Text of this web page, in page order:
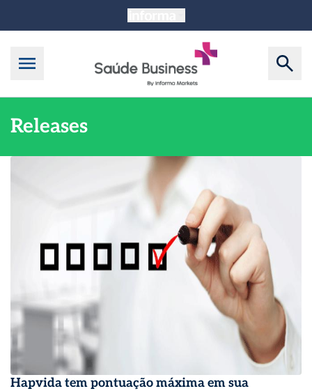
Releases
Hapvida tem pontuação máxima em sua